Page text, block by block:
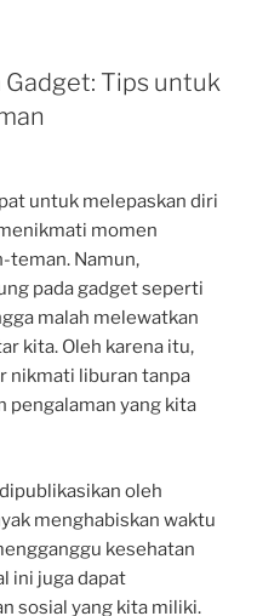
Tips untuk
untuk melepaskan diri
momen
teman. Namun,
pada gadget seperti
malah melewatkan
kita. Oleh karena itu,
nikmati liburan tanpa
pengalaman yang kita
oleh
menghabiskan waktu
kesehatan
ini juga dapat
sosial yang kita miliki.